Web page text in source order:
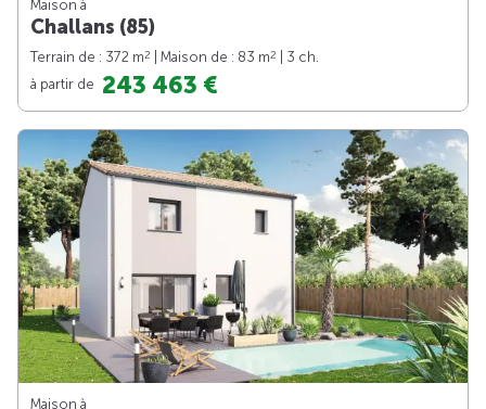
Maison à
Challans (85)
Terrain de : 372 m2 | Maison de : 83 m2
| 3 ch.
à partir de 243 463 €
Maison à